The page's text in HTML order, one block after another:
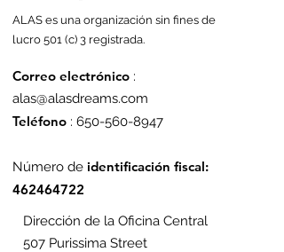
Residentes de Half
Moon Bay decidirán si
construyen o no
para agricultores
ALAS es una organización sin fines de
lucro 501 (c) 3 registrada.
Correo electrónico :
alas@alasdreams.com
Teléfono : 650-560-8947
Número de identificación fiscal:
462464722
Dirección de la Oficina Central
507 Purissima Street